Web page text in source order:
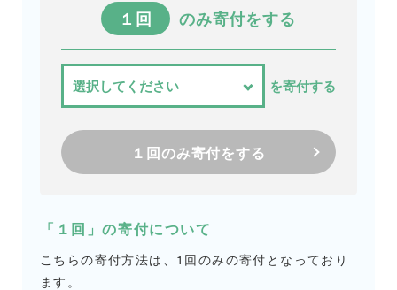
１回 のみ寄付をする
を寄付する
１回のみ寄付をする
「１回」の寄付について
こちらの寄付方法は、1回のみの寄付となっており
ます。